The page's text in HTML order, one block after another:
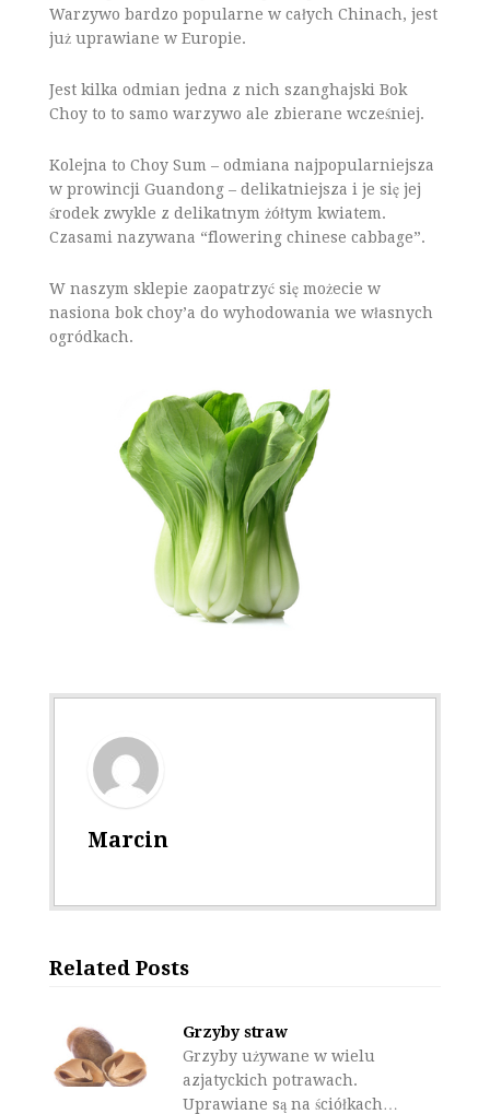
Warzywo bardzo popularne w całych Chinach, jest
już uprawiane w Europie.
Jest kilka odmian jedna z nich szanghajski Bok
Choy to to samo warzywo ale zbierane wcześniej.
Kolejna to Choy Sum – odmiana najpopularniejsza
w prowincji Guandong – delikatniejsza i je się jej
środek zwykle z delikatnym żółtym kwiatem.
Czasami nazywana “flowering chinese cabbage”.
W naszym sklepie zaopatrzyć się możecie w
nasiona bok choy’a do wyhodowania we własnych
ogródkach.
Marcin
Related Posts
Grzyby straw
Grzyby używane w wielu
azjatyckich potrawach.
Uprawiane są na ściółkach…